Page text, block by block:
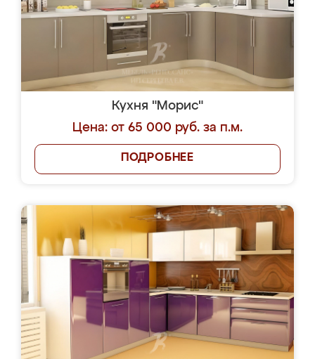
Кухня "Морис"
Цена: от 65 000 руб. за п.м.
ПОДРОБНЕЕ